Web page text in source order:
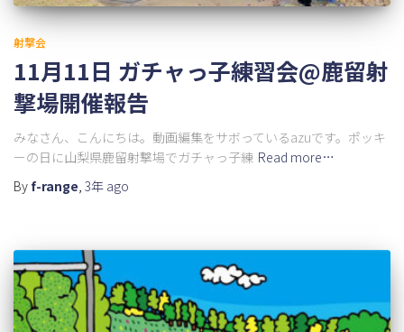
射撃会
11月11日 ガチャっ子練習会@鹿留射
撃場開催報告
みなさん、こんにちは。動画編集をサボっているazuです。ポッキ
ーの日に山梨県鹿留射撃場でガチャっ子練 Read more…
By f-range 3年 ago